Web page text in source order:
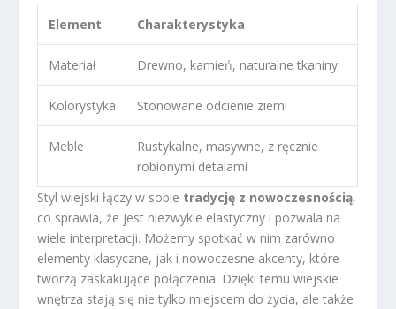
Element Charakterystyka
Materiał Drewno, kamień, naturalne tkaniny
Kolorystyka Stonowane odcienie ziemi
Meble
Rustykalne, masywne, z ręcznie
robionymi detalami
Styl wiejski łączy w sobie tradycję z nowoczesnością,
co sprawia, że jest niezwykle elastyczny i pozwala na
wiele interpretacji. Możemy spotkać w nim zarówno
elementy klasyczne, jak i nowoczesne akcenty, które
tworzą zaskakujące połączenia. Dzięki temu wiejskie
wnętrza stają się nie tylko miejscem do życia, ale także